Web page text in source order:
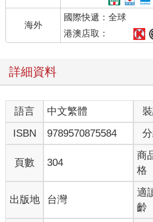
山谷一樣。
當我們把K棒走勢的高點與高點相連
條趨勢線。隨著高點不再上推，或是
勢線會逐漸靠近、收斂、交會，如同
稱三角。三角收斂會出現在盤整區
方尚未分出勝負，市場正在累積能量
收斂的價格區間。如果多方比較強，
我們只要趁這個時機順勢進場就好。
2-2 觀察型態，等待起漲訊號
不過在這一章，我們先不細講操作，
走法，看看下列幾個例子。
2024/4/25 選出三角收斂型態（見圖
緣，接著盤整了幾週，但未達出場條
上漲（見圖表2-3）。
海外
國際快遞：全球
港澳店取：
詳細資料
語言 中文繁體
ISBN
9789570875584
頁數 304
商
格
出版地 台灣
適
齡